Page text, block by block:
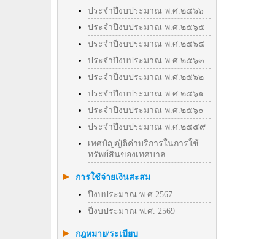
ประจำปีงบประมาณ พ.ศ.๒๕๖๖
ประจำปีงบประมาณ พ.ศ.๒๕๖๕
ประจำปีงบประมาณ พ.ศ.๒๕๖๔
ประจำปีงบประมาณ พ.ศ.๒๕๖๓
ประจำปีงบประมาณ พ.ศ.๒๕๖๒
ประจำปีงบประมาณ พ.ศ.๒๕๖๑
ประจำปีงบประมาณ พ.ศ.๒๕๖๐
ประจำปีงบประมาณ พ.ศ.๒๕๕๙
เทศบัญญัติค่าบริการในการใช้
ทรัพย์สินของเทศบาล
การใช้จ่ายเงินสะสม
ปีงบประมาณ พ.ศ.2567
ปีงบประมาณ พ.ศ. 2569
กฎหมาย/ระเบียบ